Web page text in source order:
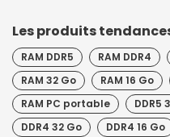
Les produits
RAM DDR5 RAM DDR4
RAM 32 Go
RAM 16 Go
RAM PC portable
DDR5
DDR4 32 Go
DDR4 16 Go